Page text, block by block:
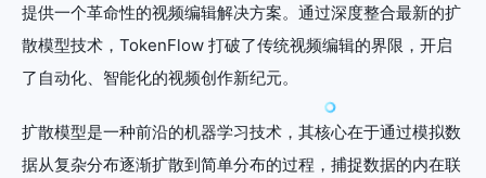
提供一个革命性的视频编辑解决方案。通过深度整合最新的扩
散模型技术，TokenFlow 打破了传统视频编辑的界限，开启
了自动化、智能化的视频创作新纪元。
扩散模型是一种前沿的机器学习技术，其核心在于通过模拟数
据从复杂分布逐渐扩散到简单分布的过程，捕捉数据的内在联